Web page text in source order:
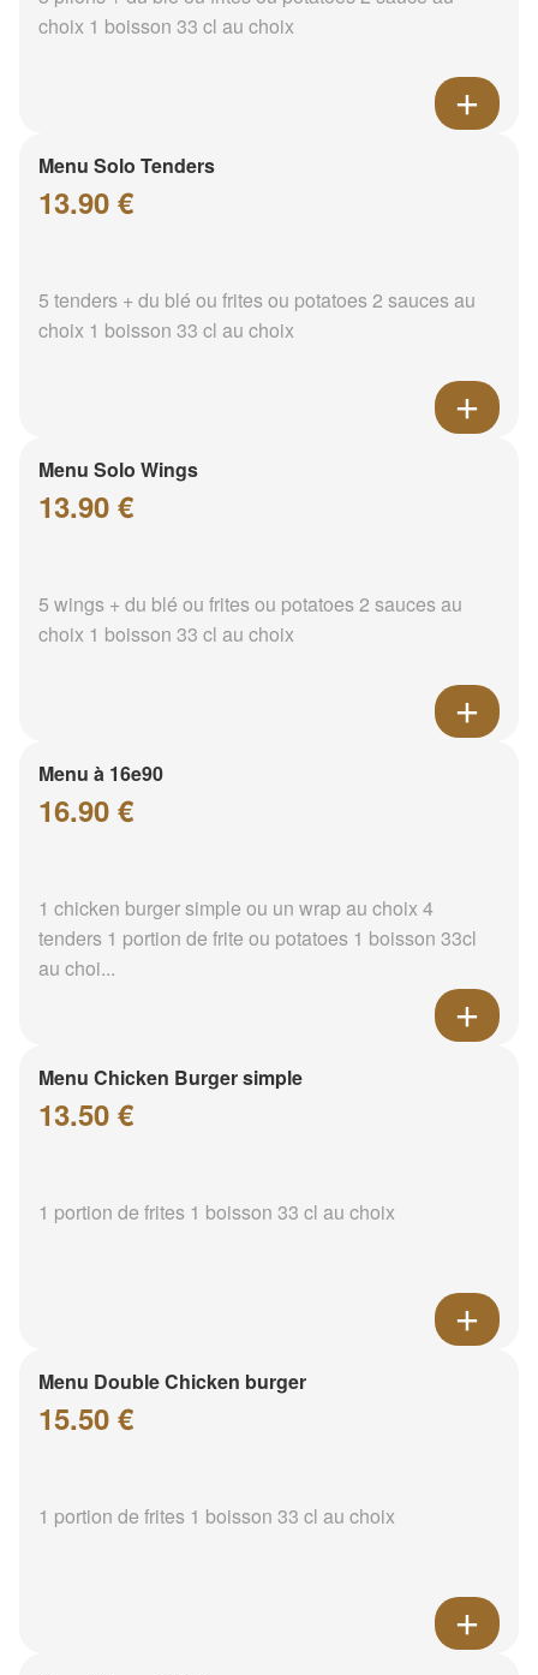
choix 1 boisson 33 cl au choix
Menu Solo Tenders
13.90 €
5 tenders + du blé ou frites ou potatoes 2 sauces au
choix 1 boisson 33 cl au choix
Menu Solo Wings
13.90 €
5 wings + du blé ou frites ou potatoes 2 sauces au
choix 1 boisson 33 cl au choix
Menu à 16e90
16.90 €
1 chicken burger simple ou un wrap au choix 4
tenders 1 portion de frite ou potatoes 1 boisson 33cl
au choi...
Menu Chicken Burger simple
13.50 €
1 portion de frites 1 boisson 33 cl au choix
Menu Double Chicken burger
15.50 €
1 portion de frites 1 boisson 33 cl au choix